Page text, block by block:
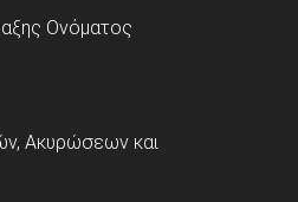
Ονόματος
Ακυρώσεων και